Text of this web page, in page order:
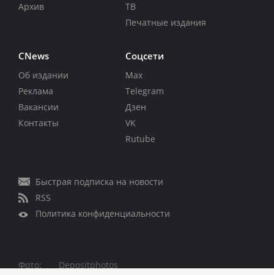
Архив
ТВ
Печатные издания
CNews
Об издании
Реклама
Вакансии
Контакты
Соцсети
Max
Telegram
Дзен
VK
Rutube
Быстрая подписка на новости
RSS
Политика конфиденциальности
Фото: Depositphotos